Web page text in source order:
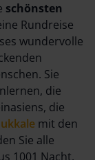
schönsten
Rundreise
wundervolle
Sie
die
die
mit den
Sie alle
1001 Nacht,